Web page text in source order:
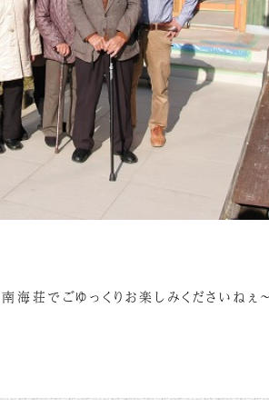
海荘でごゆっくりお楽しみくださいねぇ